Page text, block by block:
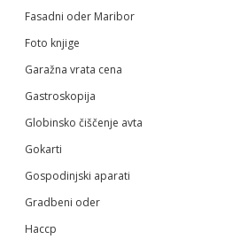
Fasadni oder Maribor
Foto knjige
Garažna vrata cena
Gastroskopija
Globinsko čiščenje avta
Gokarti
Gospodinjski aparati
Gradbeni oder
Haccp